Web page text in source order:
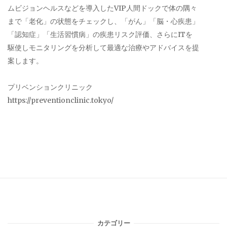
ムビジョンヘルスなどを導入したVIP人間ドックで体の隅々
まで「老化」の状態をチェックし、「がん」「脳・心疾患」
「認知症」「生活習慣病」の疾患リスク評価、さらにITを
駆使しモニタリングを分析して最適な治療やアドバイスを提
案します。
プリベンションクリニック
https://preventionclinic.tokyo/
カテゴリー